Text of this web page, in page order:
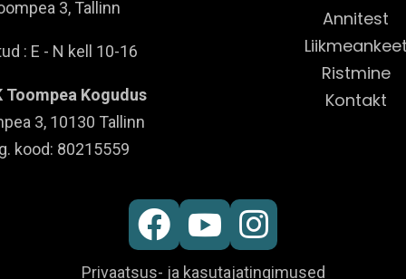
3, Tallinn
: E - N kell 10-16
Toompea Kogudus
3, 10130 Tallinn
kood: 80215559
Annitest
Liikmeankeet
Ristmine
Kontakt
  
Privaatsus- ja kasutajatingimused